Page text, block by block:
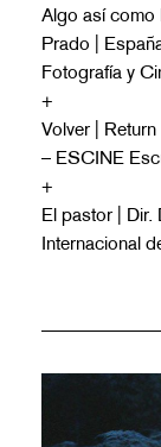
Algo así como
Prado |
Fotografía y
+
Volver |
– ESCINE
+
El pastor | Dir.
Internacional